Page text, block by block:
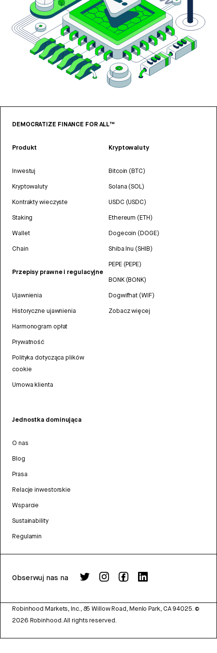
DEMOCRATIZE FINANCE FOR ALL™
Produkt
Inwestuj
Kryptowaluty
Kontrakty wieczyste
Staking
Wallet
Chain
Przepisy prawne i regulacyjne
Ujawnienia
Historyczne ujawnienia
Harmonogram opłat
Prywatność
Polityka dotycząca plików
cookie
Umowa klienta
Kryptowaluty
Bitcoin (BTC)
Solana (SOL)
USDC (USDC)
Ethereum (ETH)
Dogecoin (DOGE)
Shiba Inu (SHIB)
PEPE (PEPE)
BONK (BONK)
Dogwifhat (WIF)
Zobacz więcej
Jednostka dominująca
O nas
Blog
Prasa
Relacje inwestorskie
Wsparcie
Sustainability
Regulamin
Obserwuj nas na
Robinhood Markets, Inc., 85 Willow Road, Menlo Park, CA 94025. ©
2026 Robinhood. All rights reserved.